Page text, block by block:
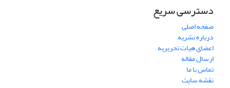
دسترسی سریع
صفحه اصلی
درباره نشریه
اعضای هیات تحریریه
ارسال مقاله
تماس با ما
نقشه سایت